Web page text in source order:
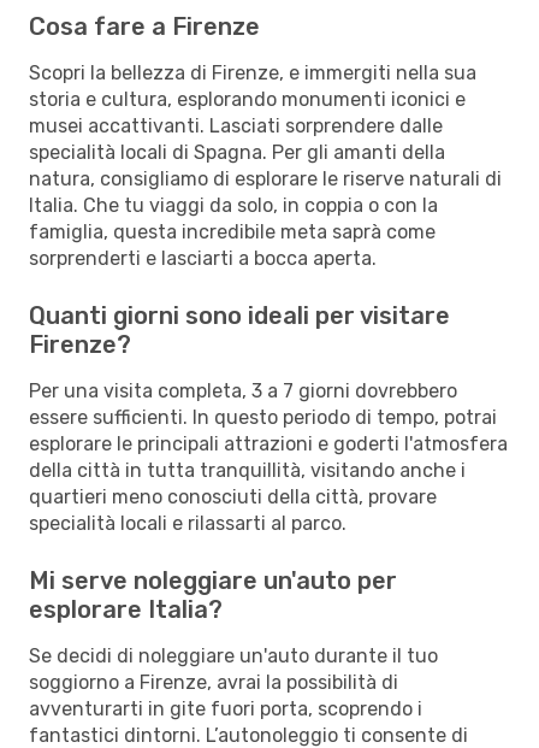
Cosa fare a Firenze
Scopri la bellezza di Firenze, e immergiti nella sua
storia e cultura, esplorando monumenti iconici e
musei accattivanti. Lasciati sorprendere dalle
specialità locali di Spagna. Per gli amanti della
natura, consigliamo di esplorare le riserve naturali di
Italia. Che tu viaggi da solo, in coppia o con la
famiglia, questa incredibile meta saprà come
sorprenderti e lasciarti a bocca aperta.
Quanti giorni sono ideali per visitare
Firenze?
Per una visita completa, 3 a 7 giorni dovrebbero
essere sufficienti. In questo periodo di tempo, potrai
esplorare le principali attrazioni e goderti l'atmosfera
della città in tutta tranquillità, visitando anche i
quartieri meno conosciuti della città, provare
specialità locali e rilassarti al parco.
Mi serve noleggiare un'auto per
esplorare Italia?
Se decidi di noleggiare un'auto durante il tuo
soggiorno a Firenze, avrai la possibilità di
avventurarti in gite fuori porta, scoprendo i
fantastici dintorni. L’autonoleggio ti consente di